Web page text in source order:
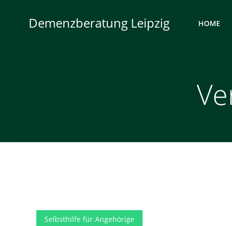
springenDemenzberatung Leipzig HOME
Selbsthilfe für Angehörige